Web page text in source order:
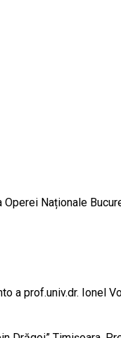
Naționale
a prof.univ.dr. Ionel